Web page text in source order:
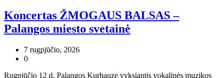
Koncertas ŽMOGAUS BALSAS –
Palangos miesto svetainė
7 rugpjūčio, 2026
0
Rugpjūčio 12 d. Palangos Kurhauze vyksiantis vokalinės muzikos